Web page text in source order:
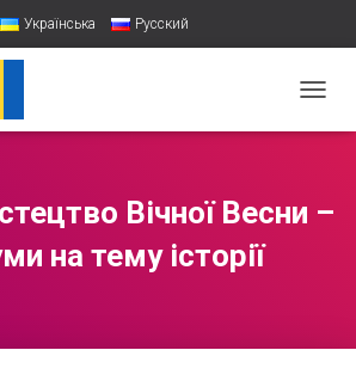
Українська Русский
Е
Вічної Весни –
на тему історії